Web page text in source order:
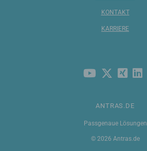
ANTRAS.DE
Passgenaue Lösungen
© 2026 Antras.de
KONTAKT
KARRIERE